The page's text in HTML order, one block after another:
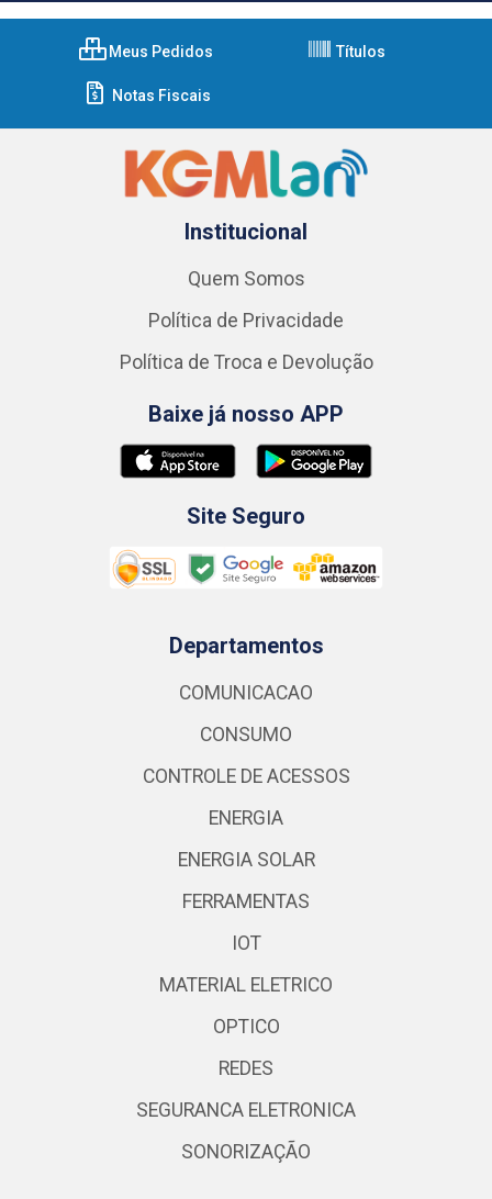
Meus Pedidos Títulos
Notas Fiscais
Institucional
Quem Somos
Política de Privacidade
Política de Troca e Devolução
Baixe já nosso APP
Site Seguro
Departamentos
COMUNICACAO
CONSUMO
CONTROLE DE ACESSOS
ENERGIA
ENERGIA SOLAR
FERRAMENTAS
IOT
MATERIAL ELETRICO
OPTICO
REDES
SEGURANCA ELETRONICA
SONORIZAÇÃO